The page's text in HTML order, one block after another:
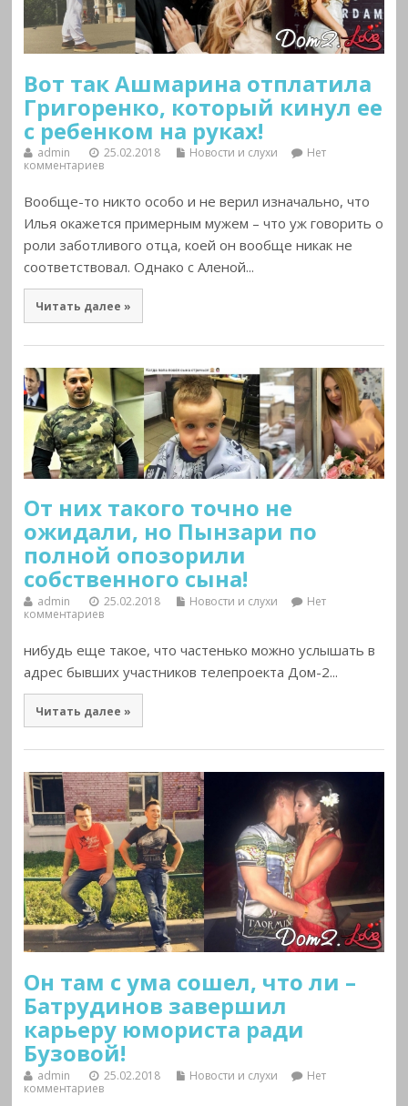
Вот так Ашмарина отплатила
Григоренко, который кинул ее
с ребенком на руках!
admin 25.02.2018 Новости и слухи
Нет
комментариев
Вообще-то никто особо и не верил изначально, что
Илья окажется примерным мужем – что уж говорить о
роли заботливого отца, коей он вообще никак не
соответствовал. Однако с Аленой...
Читать далее »
От них такого точно не
ожидали, но Пынзари по
полной опозорили
собственного сына!
admin 25.02.2018 Новости и слухи
Нет
комментариев
нибудь еще такое, что частенько можно услышать в
адрес бывших участников телепроекта Дом-2...
Читать далее »
Он там с ума сошел, что ли –
Батрудинов завершил
карьеру юмориста ради
Бузовой!
admin 25.02.2018 Новости и слухи
Нет
комментариев